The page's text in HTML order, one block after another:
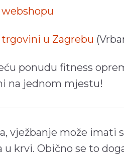
u Zagrebu
ponudu fitness
na jednom mjestu!
vježbanje može imati
krvi. Obično se to